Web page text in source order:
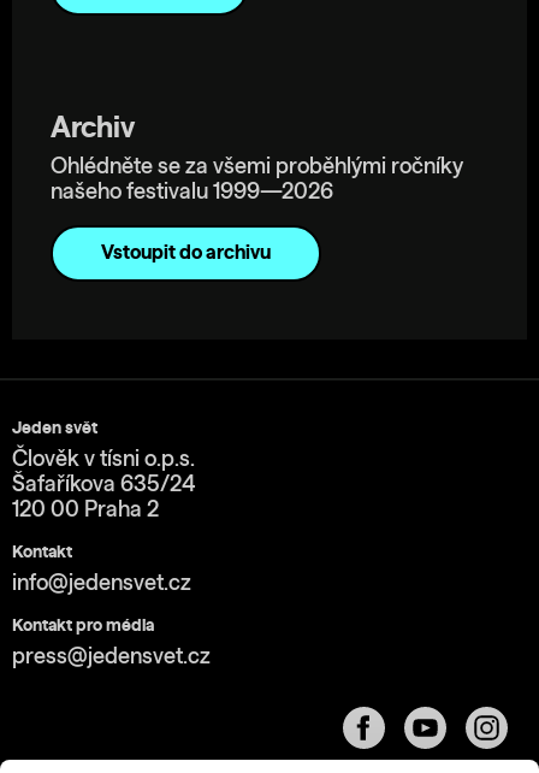
Archiv
Ohlédněte se za všemi proběhlými ročníky
našeho festivalu 1999—2026
Vstoupit do archivu
Jeden svět
Člověk v tísni o.p.s.
Šafaříkova 635/24
120 00 Praha 2
Kontakt
info@jedensvet.cz
Kontakt pro média
press@jedensvet.cz